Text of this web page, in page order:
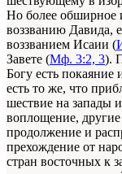
Но более обширное
воззванию Давида,
воззванием Исаии (
Завете (Мф. 3:2, 3).
Богу есть
есть то же, что
шествие на запады
воплощение,
продолжение и
прехождение от
стран восточных к